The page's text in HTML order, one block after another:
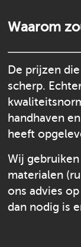
Waarom
De prijzen
scherp.
handhaven
heeft
Wij
materialen
ons advies
dan nodig is